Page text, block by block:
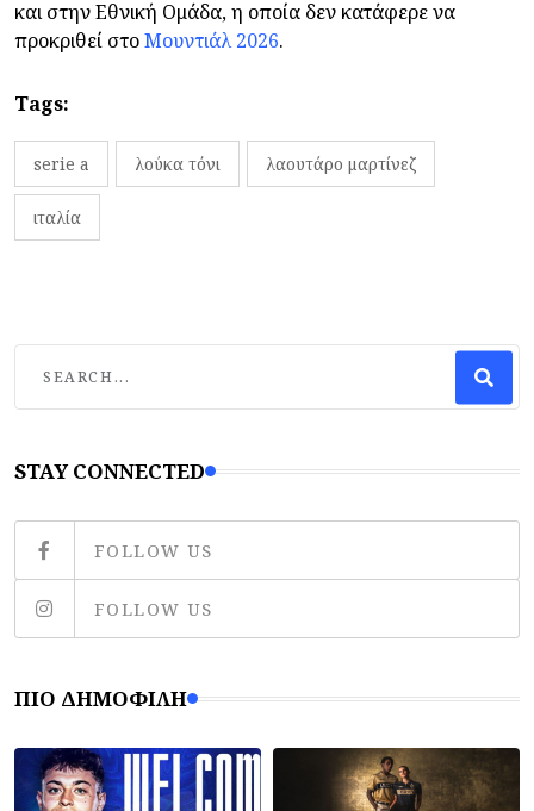
και στην Εθνική Ομάδα, η οποία δεν κατάφερε να
προκριθεί στοΜουντιάλ 2026.
Tags:
serie a λούκα τόνι λαουτάρο μαρτίνεζ
ιταλία
STAY CONNECTED
FOLLOW US
FOLLOW US
ΠΙΟ ΔΗΜΟΦΙΛΉ